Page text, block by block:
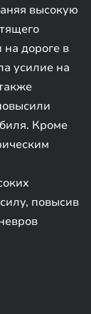
высокую
на дороге в
усилие на
Кроме
повысив